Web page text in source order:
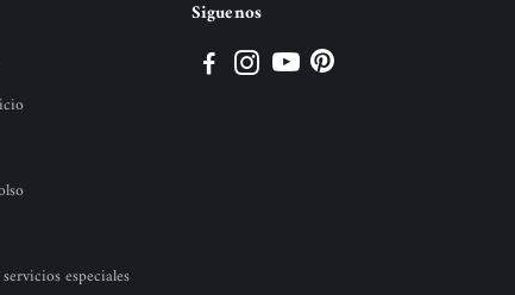
especiales
Siguenos